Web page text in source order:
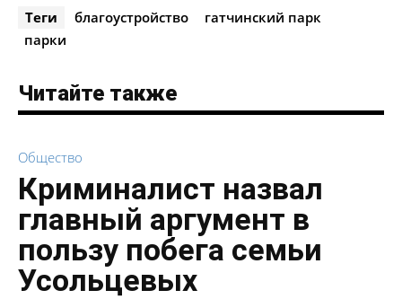
Теги благоустройство
гатчинский парк
парки
Читайте также
Общество
Криминалист назвал
главный аргумент в
пользу побега семьи
Усольцевых